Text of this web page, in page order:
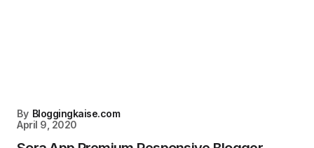
By Bloggingkaise.com
April 9, 2020